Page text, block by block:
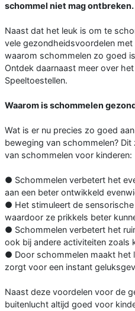
schommel niet mag ontbreken.
Naast dat het leuk is om te
vele gezondheidsvoordelen
waarom schommelen zo goed
Ontdek daarnaast meer over
Speeltoestellen.
Waarom is schommelen
Wat is er nu precies zo goed
beweging van schommelen?
van schommelen voor kinderen:
● Schommelen verbetert het
aan een beter ontwikkeld
● Het stimuleert de
waardoor ze prikkels beter
● Schommelen verbetert het
ook bij andere activiteiten zoals
● Door schommelen maakt het
zorgt voor een instant
Naast deze voordelen voor de
buitenlucht altijd goed voor